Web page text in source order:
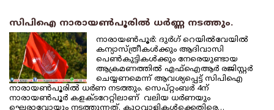
സിപിഐ നാരായണ്‍പൂരില്‍ ധര്‍ണ്ണ നടത്തും.
നാരായണ്‍പൂര്‍: ദുര്‍ഗ് റെയില്‍വേയില്‍
കന്യാസ്ത്രീകള്‍ക്കും ആദിവാസി
പെണ്‍കുട്ടികള്‍ക്കും നേരെയുണ്ടായ
ആക്രമണത്തില്‍ എഫ്‌ഐആര്‍ രജിസ്റ്റര്‍
ചെയ്യണമെന്ന് ആവശ്യപ്പെട്ട് സിപിഐ
നാരായണ്‍പൂരില്‍ ധര്‍ണ നടത്തും. സെപ്റ്റംബര്‍ 4ന്
നാരായണ്‍പൂര്‍ കളക്ടറേറ്റിലാണ് വലിയ ധര്‍ണയും
ഘെരാവോയും നടത്തുന്നത്. കുറ്റവാളികള്‍ക്കെതിരെ…